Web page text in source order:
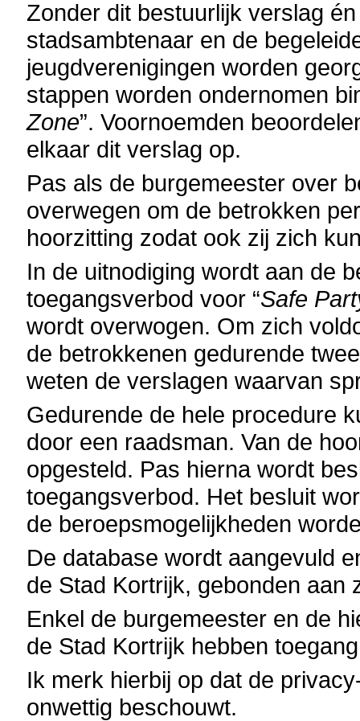
Zonder dit bestuurlijk verslag
stadsambtenaar en de
jeugdverenigingen worden
stappen worden ondernomen
Zone”. Voornoemden
elkaar dit verslag op.
Pas als de burgemeester over
overwegen om de betrokken
hoorzitting zodat ook zij zich
In de uitnodiging wordt aan de
toegangsverbod voor “Safe
wordt overwogen. Om zich
de betrokkenen gedurende
weten de verslagen waarvan
Gedurende de hele procedure
door een raadsman. Van de
opgesteld. Pas hierna wordt
toegangsverbod. Het besluit
de beroepsmogelijkheden
De database wordt aangevuld
de Stad Kortrijk, gebonden aan
Enkel de burgemeester en de
de Stad Kortrijk hebben
Ik merk hierbij op dat de
onwettig beschouwt.